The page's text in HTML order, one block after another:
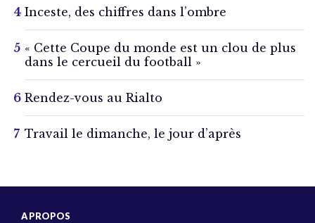
Inceste, des chiffres dans l’ombre
« Cette Coupe du monde est un clou de plus
dans le cercueil du football »
Rendez-vous au Rialto
Travail le dimanche, le jour d’après
A PROPOS